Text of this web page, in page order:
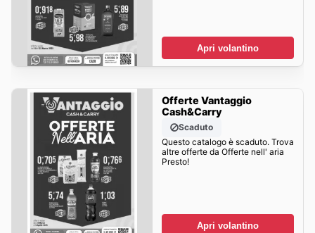
Apri volantino
Offerte Vantaggio
Cash&Carry
Scaduto
Questo catalogo è scaduto. Trova
altre offerte da Offerte nell' aria
Presto!
Apri volantino